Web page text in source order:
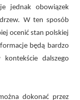
jednak obowiązek
W ten sposób
ocenić stan polskiej
będą bardzo
dalszego
dokonać przez